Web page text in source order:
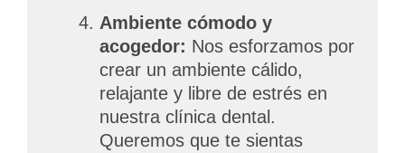
Ambiente cómodo y
acogedor: Nos esforzamos por
crear un ambiente cálido,
relajante y libre de estrés en
nuestra clínica dental.
Queremos que te sientas